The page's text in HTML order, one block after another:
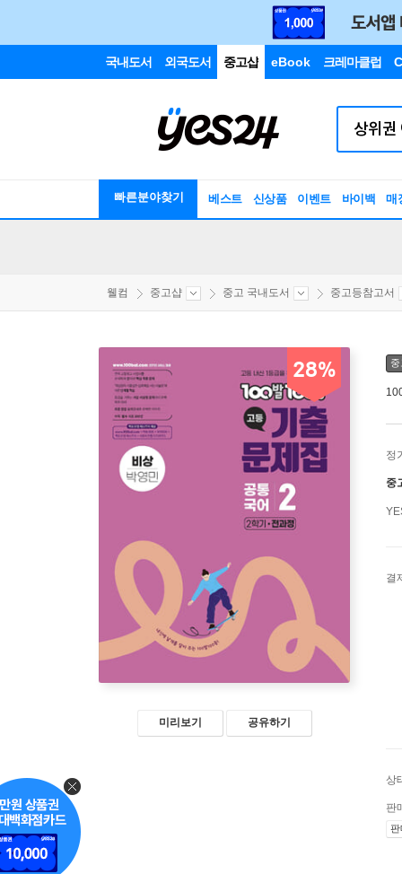
국내도서 외국도서 중고샵 eBook 크레마클럽
빠른분야찾기 베스트 신상품 이벤트 바이백 매
웰컴 중고샵 중고 국내도서 중고등참고서
28%
미리보기 공유하기
정
중
결
상
판
판